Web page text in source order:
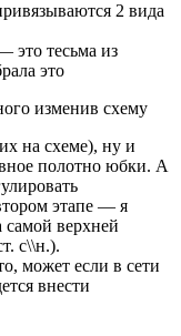
2 вида
это тесьма из
это
изменив схему
на схеме), ну и
полотно юбки. А
этапе — я
самой верхней
с\\н.).
может если в сети
внести